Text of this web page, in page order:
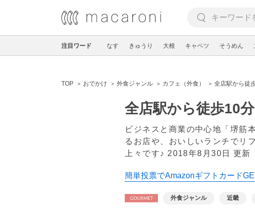
注目ワード なす きゅうり 大根 キャベツ そうめん
TOP おでかけ 外食ジャンル カフェ（外食） 全店駅から徒
全店駅から徒歩10
ビジネスと商業の中心地「堺筋
るお店や、おいしいランチでリ
上々です♪ 2018年8月30日 更新
簡単投票でAmazonギフトカード
外食ジャンル 近畿